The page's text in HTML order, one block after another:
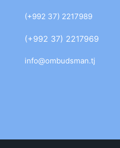
(+992 37) 2217989
(+992 37) 2217969
info@ombudsman.tj